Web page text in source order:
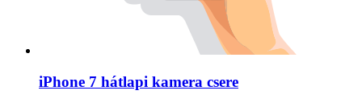
iPhone 7 hátlapi kamera csere